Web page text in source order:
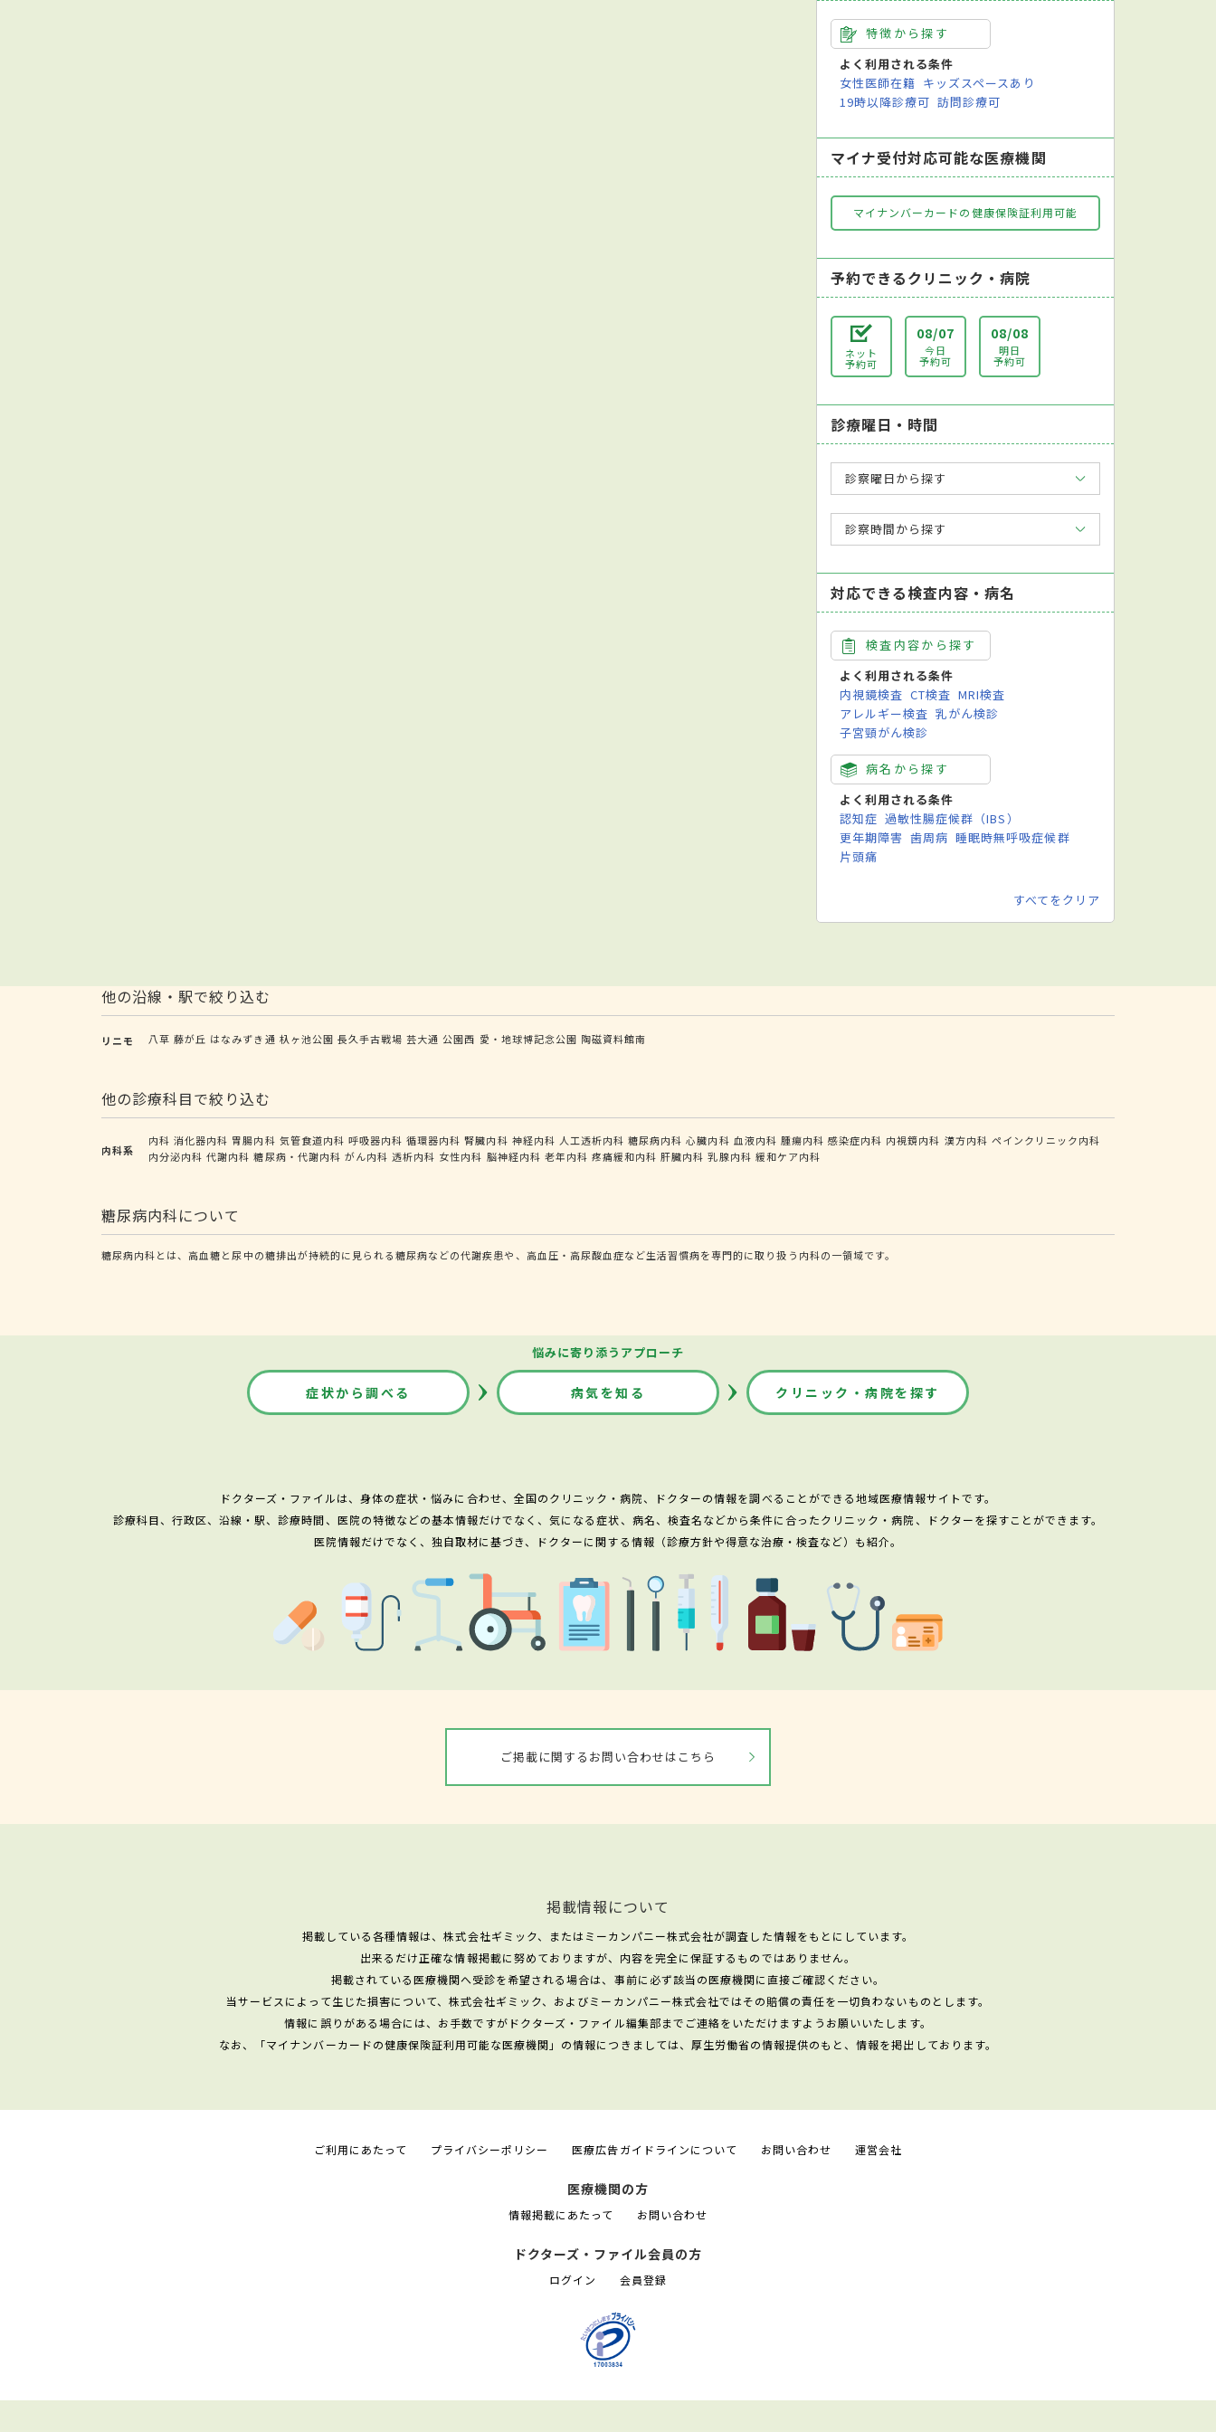
特徴から探す
よく利用される条件
女性医師在籍 キッズスペースあり
19時以降診療可 訪問診療可
マイナ受付対応可能な医療機関
マイナンバーカードの健康保険証利用可能
予約できるクリニック・病院
ネット
予約可
08/07
今日
予約可
08/08
明日
予約可
診療曜日・時間
診察曜日から探す
診察時間から探す
対応できる検査内容・病名
検査内容から探す
よく利用される条件
内視鏡検査 CT検査 MRI検査
アレルギー検査 乳がん検診
子宮頸がん検診
病名から探す
よく利用される条件
認知症 過敏性腸症候群（IBS）
更年期障害 歯周病 睡眠時無呼吸症候群
片頭痛
すべてをクリア
他の沿線・駅で絞り込む
リニモ 八草 藤が丘 はなみずき通 杁ヶ池公園 長久手古戦場 芸大通 公園西 愛・地球博記念公園 陶磁資料館南
他の診療科目で絞り込む
内科系
内科 消化器内科 胃腸内科 気管食道内科 呼吸器内科 循環器内科 腎臓内科 神経内科 人工透析内科 糖尿病内科 心臓内科 血液内科 腫瘍内科 感染症内科 内視鏡内科 漢方内科 ペインクリニック内科
内分泌内科 代謝内科 糖尿病・代謝内科 がん内科 透析内科 女性内科 脳神経内科 老年内科 疼痛緩和内科 肝臓内科 乳腺内科 緩和ケア内科
糖尿病内科について
糖尿病内科とは、高血糖と尿中の糖排出が持続的に見られる糖尿病などの代謝疾患や、高血圧・高尿酸血症など生活習慣病を専門的に取り扱う内科の一領域です。
悩みに寄り添うアプローチ
症状から調べる 病気を知る クリニック・病院を探す
ドクターズ・ファイルは、身体の症状・悩みに合わせ、全国のクリニック・病院、ドクターの情報を調べることができる地域医療情報サイトです。
診療科目、行政区、沿線・駅、診療時間、医院の特徴などの基本情報だけでなく、気になる症状、病名、検査名などから条件に合ったクリニック・病院、ドクターを探すことができます。
医院情報だけでなく、独自取材に基づき、ドクターに関する情報（診療方針や得意な治療・検査など）も紹介。
ご掲載に関するお問い合わせはこちら
掲載情報について
掲載している各種情報は、株式会社ギミック、またはミーカンパニー株式会社が調査した情報をもとにしています。
出来るだけ正確な情報掲載に努めておりますが、内容を完全に保証するものではありません。
掲載されている医療機関へ受診を希望される場合は、事前に必ず該当の医療機関に直接ご確認ください。
当サービスによって生じた損害について、株式会社ギミック、およびミーカンパニー株式会社ではその賠償の責任を一切負わないものとします。
情報に誤りがある場合には、お手数ですがドクターズ・ファイル編集部までご連絡をいただけますようお願いいたします。
なお、「マイナンバーカードの健康保険証利用可能な医療機関」の情報につきましては、厚生労働省の情報提供のもと、情報を掲出しております。
ご利用にあたって プライバシーポリシー 医療広告ガイドラインについて お問い合わせ 運営会社
医療機関の方
情報掲載にあたって お問い合わせ
ドクターズ・ファイル会員の方
ログイン 会員登録